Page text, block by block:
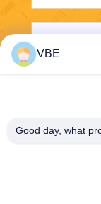
VBE
Good day, what